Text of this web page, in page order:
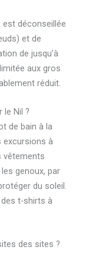
est déconseillée
et de
de jusqu’à
aux gros
réduit.
le Nil ?
de bain à la
excursions à
vêtements
genoux, par
du soleil.
t-shirts à
des sites ?